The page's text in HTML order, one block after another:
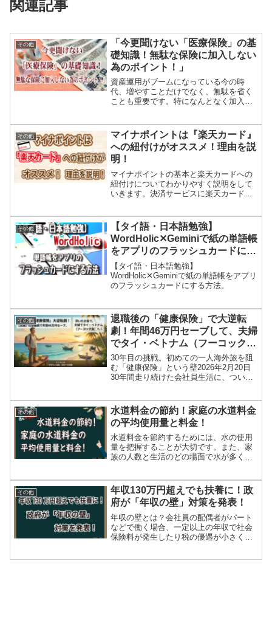
関連記事
その他
「今更聞けない「医療保険」の基
礎知識！無駄な保険に加入しない
為のポイント！」
資産運用がブームになっている今の時
代、増やすことだけでなく、無駄を省く
ことも重要です。特になんとなく加入し
す。先日我が家は、民間の「医療保険」
を全て解約しました。万が一...
その他
マイナポイントは『楽天カード』
への紐付けがオススメ！理由を説
明！
マイナポイントの基本と楽天カードへの
紐付けについてわかりやすく説明をして
いきます。決済サービスに楽天カードを
用頻度が高い)サービスを選択することを
オススメします。
その他
【タイ語・日本語勉強】
WordHolic✕Geminiで紙の単語帳
をアプリのフラッシュカードにす
る方法。
【タイ語・日本語勉強】
WordHolic✕Geminiで紙の単語帳をアプリ
のフラッシュカードにする方法。
その他
退職後の「健康保険」で大逆転
劇！年間46万円セーブして、夫婦
でタイ・ベトナム（フーコック
島）へ！【実録】
30年目の挑戦。初めての一人海外旅を阻
む「健康保険」という壁2026年2月20日
30年間走り続けた会社員生活に、ついに
胸を躍らせていた僕。しかし、その旅は
ただのご褒美で...
その他
水道料金の節約！家庭の水道料金
の平均使用量と料金！
水道料金を節約するためには、水の使用
量を把握することが大切です。また、家
族の人数と生活のどの場面で水が多く使
囲で使う水の量を減らしていくことから
はじめましょう！
その他
年収130万円超えでも扶養に！政
府が「年収の壁」対策を発表！
年収の壁とは？会社員の配偶者がパート
などで働く場合、一定以上の年収で社会
保険料が発生したり税の優遇が小さくな